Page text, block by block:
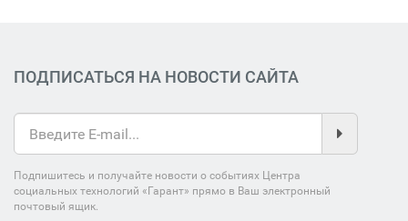
ПОДПИСАТЬСЯ НА НОВОСТИ САЙТА
Подпишитесь и получайте новости о событиях Центра
социальных технологий «Гарант» прямо в Ваш электронный
почтовый ящик.